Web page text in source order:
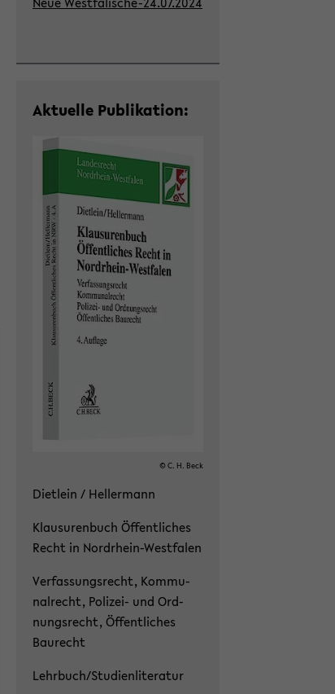
Ak­tu­el­le Pu­bli­ka­ti­on:
© C. H. Beck
Diet­lein / Hel­ler­mann
Klau­su­ren­buch Öf­fent­li­ches
Recht in Nordrhein-​Westfalen
Ver­fas­sungs­recht, Kom­mu­
nal­recht, Polizei-​ und Ord­
nungs­recht, Öf­fent­li­ches
Bau­recht
Lehr­buch/Stu­di­en­li­te­ra­tur